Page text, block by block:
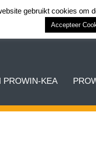
PROWIN-KEA
gebruikt cookies om
Accepteer